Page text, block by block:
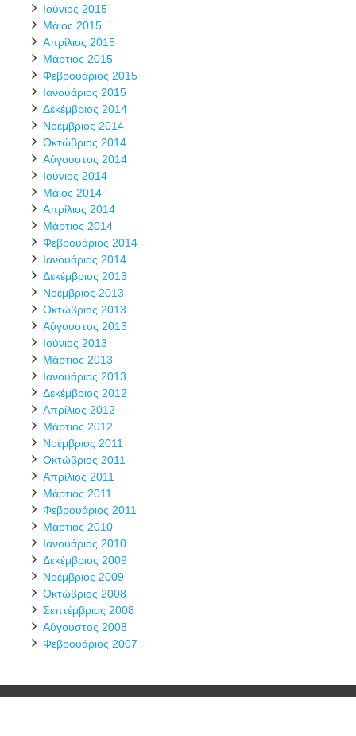
Ιούνιος 2015
Μάιος 2015
Απρίλιος 2015
Μάρτιος 2015
Φεβρουάριος 2015
Ιανουάριος 2015
Δεκέμβριος 2014
Νοέμβριος 2014
Οκτώβριος 2014
Αύγουστος 2014
Ιούνιος 2014
Μάιος 2014
Απρίλιος 2014
Μάρτιος 2014
Φεβρουάριος 2014
Ιανουάριος 2014
Δεκέμβριος 2013
Νοέμβριος 2013
Οκτώβριος 2013
Αύγουστος 2013
Ιούνιος 2013
Μάρτιος 2013
Ιανουάριος 2013
Δεκέμβριος 2012
Απρίλιος 2012
Μάρτιος 2012
Νοέμβριος 2011
Οκτώβριος 2011
Απρίλιος 2011
Μάρτιος 2011
Φεβρουάριος 2011
Μάρτιος 2010
Ιανουάριος 2010
Δεκέμβριος 2009
Νοέμβριος 2009
Οκτώβριος 2008
Σεπτέμβριος 2008
Αύγουστος 2008
Φεβρουάριος 2007